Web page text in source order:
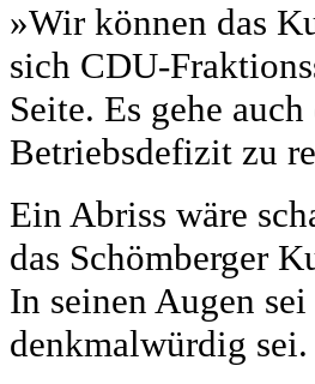
»Wir können das
sich CDU-
Seite. Es gehe
Betriebsdefizit zu
Ein Abriss wäre
das Schömberger
In seinen Augen
denkmalwürdig sei.